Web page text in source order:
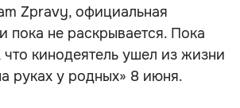
Zpravy, официальная
пока не раскрывается. Пока
что кинодеятель ушел из жизни
руках у родных» 8 июня.